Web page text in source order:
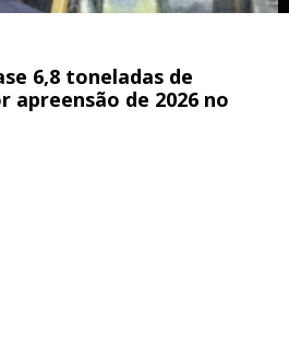
6,8 toneladas de
apreensão de 2026 no